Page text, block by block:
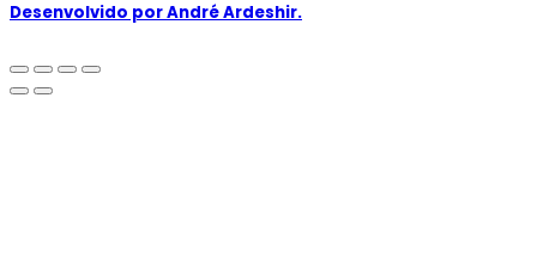
Desenvolvido porAndré Ardeshir.